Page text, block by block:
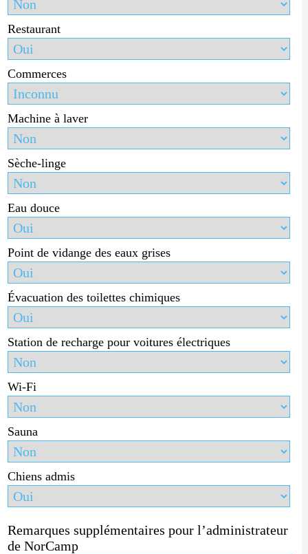
Restaurant
Commerces
Machine à laver
Sèche-linge
Eau douce
Point de vidange des eaux grises
Évacuation des toilettes chimiques
Station de recharge pour voitures électriques
Wi-Fi
Sauna
Chiens admis
Remarques supplémentaires pour l’administrateur
de NorCamp